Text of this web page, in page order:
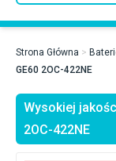
Strona Główna
GE60 2OC-422NE
Wysokiej
2OC-422NE